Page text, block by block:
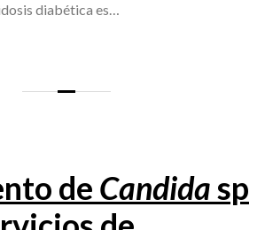
diabética es…
de Candidasp